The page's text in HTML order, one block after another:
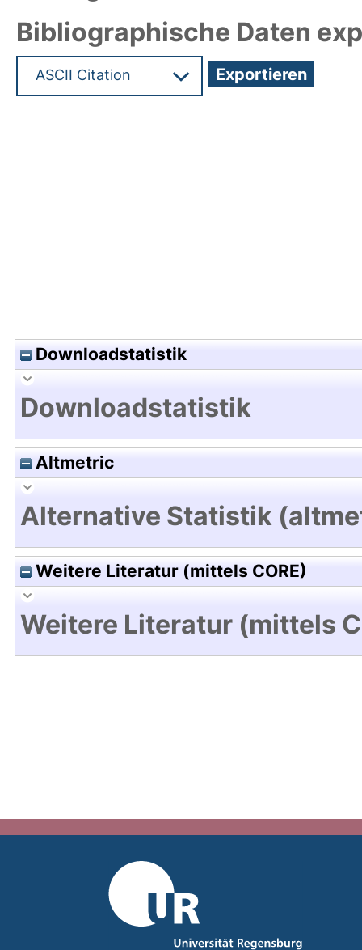
Bibliographische Daten
Downloadstatistik
Downloadstatistik
Altmetric
Alternative Statistik
Weitere Literatur (mittels CORE)
Weitere Literatur (mittels